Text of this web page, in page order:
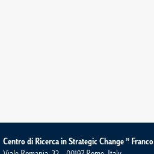
Centro di Ricerca in Strategic Change ”